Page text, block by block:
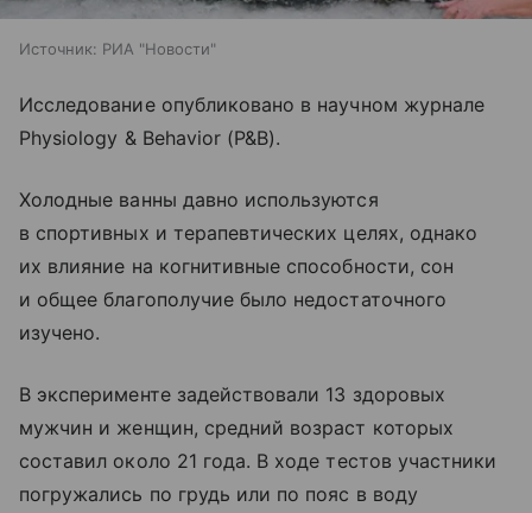
Источник: РИА "Новости"
Исследование опубликовано в научном журнале
Physiology & Behavior (P&B).
Холодные ванны давно используются
в спортивных и терапевтических целях, однако
их влияние на когнитивные способности, сон
и общее благополучие было недостаточного
изучено.
В эксперименте задействовали 13 здоровых
мужчин и женщин, средний возраст которых
составил около 21 года. В ходе тестов участники
погружались по грудь или по пояс в воду